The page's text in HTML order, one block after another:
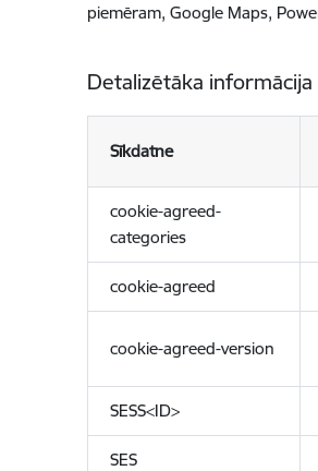
piemēram, Google Maps,
Detalizētāka
Sīkdatne
cookie-agreed-
categories
cookie-agreed
cookie-agreed-version
SESS<ID>
SES